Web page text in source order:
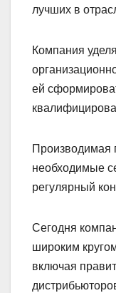
лучших в
Компания
ей
Производимая
необходимые
регулярный
Сегодня
широким
включая